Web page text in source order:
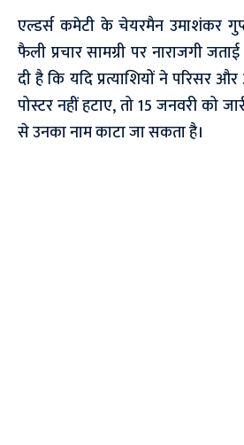
एल्डर्स कमेटी के चेयरमैन उमाशंकर
फैली प्रचार सामग्री पर नाराजगी
दी है कि यदि प्रत्याशियों ने परिसर
पोस्टर नहीं हटाए, तो 15 जनवरी को
से उनका नाम काटा जा सकता है।